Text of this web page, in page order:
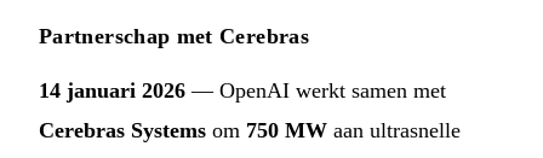
Partnerschap met Cerebras
14 januari 2026 — OpenAI werkt samen met
Cerebras Systems om 750 MW aan ultrasnelle